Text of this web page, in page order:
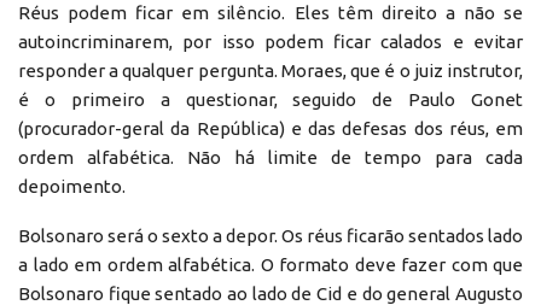
Réus podem ficar em silêncio. Eles têm direito a não se
autoincriminarem, por isso podem ficar calados e evitar
responder a qualquer pergunta. Moraes, que é o juiz instrutor,
é o primeiro a questionar, seguido de Paulo Gonet
(procurador-geral da República) e das defesas dos réus, em
ordem alfabética. Não há limite de tempo para cada
depoimento.
Bolsonaro será o sexto a depor. Os réus ficarão sentados lado
a lado em ordem alfabética. O formato deve fazer com que
Bolsonaro fique sentado ao lado de Cid e do general Augusto